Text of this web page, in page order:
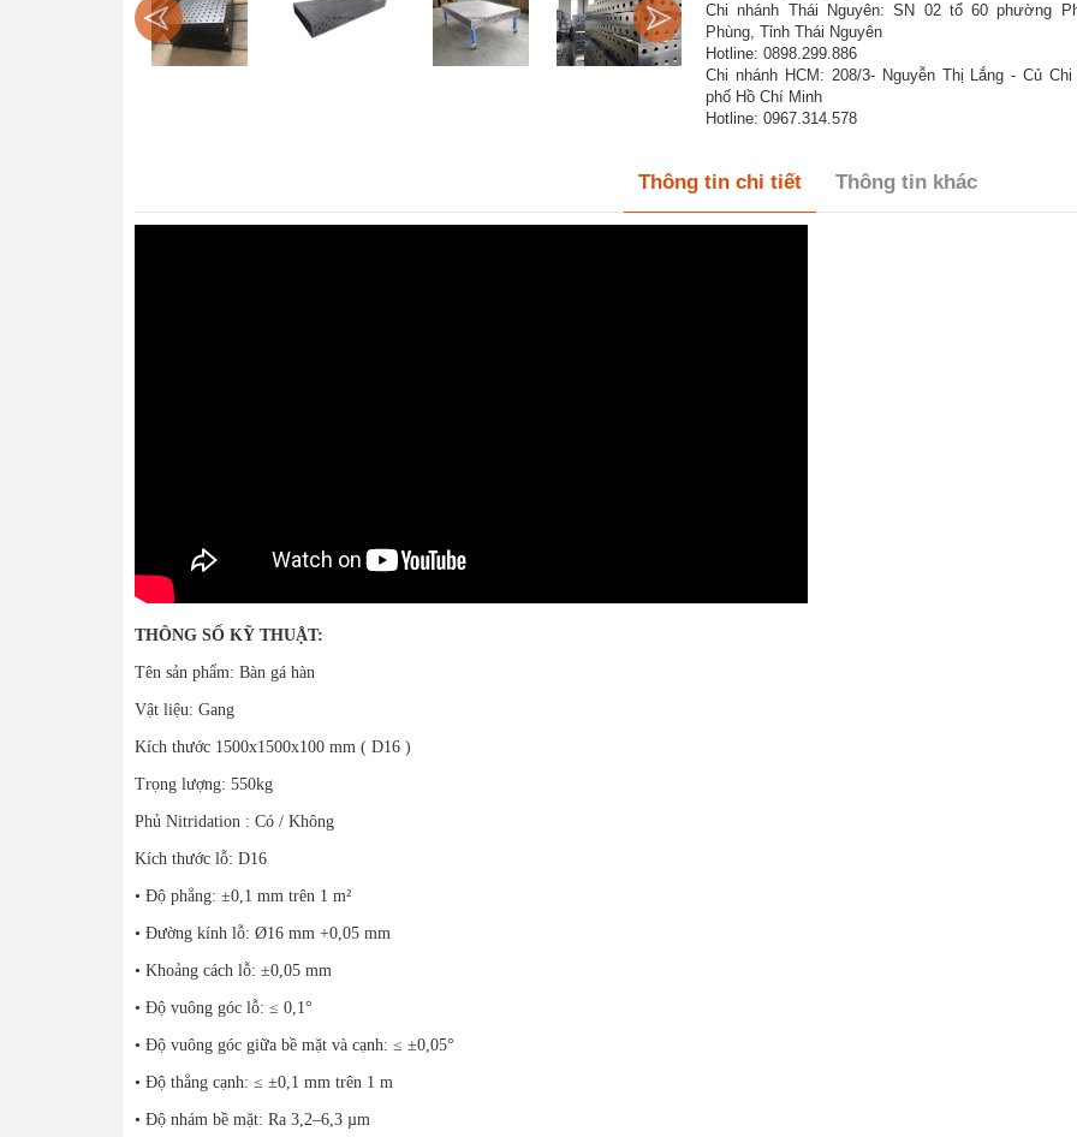
Chi nhánh Thái Nguyên: SN 02 tổ 60 phường
Phùng, Tỉnh Thái Nguyên
Hotline: 0898.299.886
Chi nhánh HCM: 208/3- Nguyễn Thị Lắng - Củ
phố Hồ Chí Minh
Hotline: 0967.314.578
Thông tin chi tiết Thông tin khác
THÔNG SỐ KỸ THUẬT:
Tên sản phẩm: Bàn gá hàn
Vật liệu: Gang
Kích thước 1500x1500x100 mm ( D16 )
Trọng lượng: 550kg
Phủ Nitridation : Có / Không
Kích thước lỗ: D16
• Độ phẳng: ±0,1 mm trên 1 m²
• Đường kính lỗ: Ø16 mm +0,05 mm
• Khoảng cách lỗ: ±0,05 mm
• Độ vuông góc lỗ: ≤ 0,1°
• Độ vuông góc giữa bề mặt và cạnh: ≤ ±0,05°
• Độ thẳng cạnh: ≤ ±0,1 mm trên 1 m
• Độ nhám bề mặt: Ra 3,2–6,3 µm